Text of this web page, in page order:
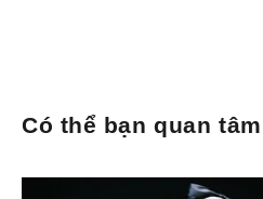
Có thể bạn quan tâm